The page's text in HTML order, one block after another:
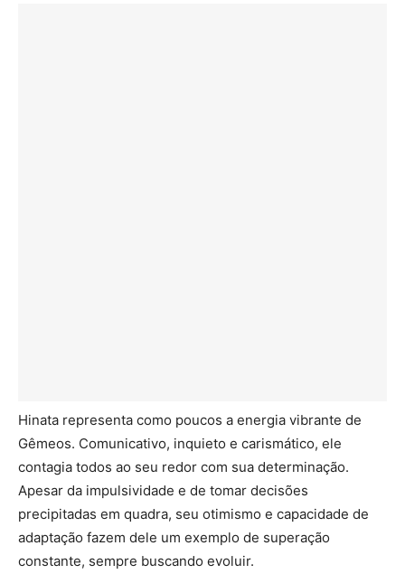
Hinata representa como poucos a energia vibrante de
Gêmeos. Comunicativo, inquieto e carismático, ele
contagia todos ao seu redor com sua determinação.
Apesar da impulsividade e de tomar decisões
precipitadas em quadra, seu otimismo e capacidade de
adaptação fazem dele um exemplo de superação
constante, sempre buscando evoluir.